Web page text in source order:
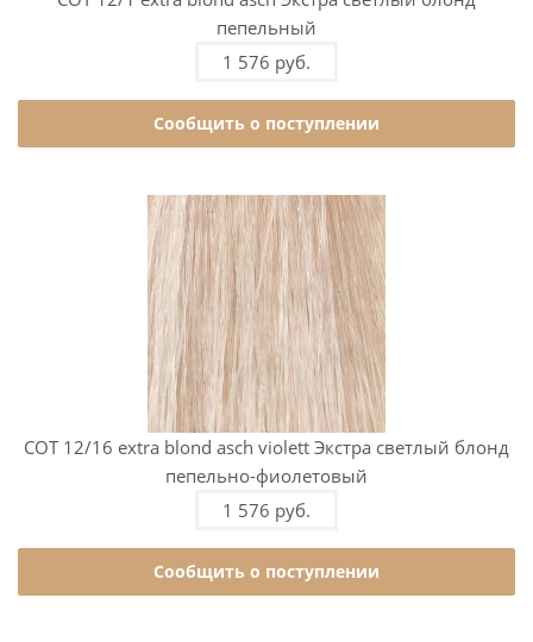
пепельный
1 576 руб.
Сообщить о поступлении
COT 12/16 extra blond asch violett Экстра светлый блонд
пепельно-фиолетовый
1 576 руб.
Сообщить о поступлении